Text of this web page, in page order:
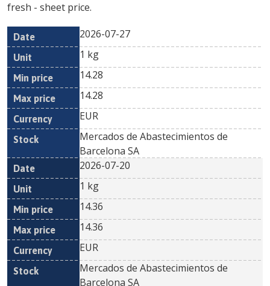
fresh - sheet price.
Date Unit
Min
Currency
2026-07-27
1 kg
14.28
14.28
EUR
Mercados de Abastecimientos de
Barcelona SA
2026-07-20
1 kg
14.36
14.36
EUR
Mercados de Abastecimientos de
Barcelona SA